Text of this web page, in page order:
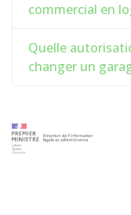
commercial en
Quelle
changer un